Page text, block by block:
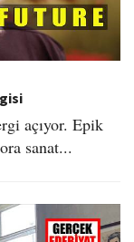
açıyor. Epik
sanat...